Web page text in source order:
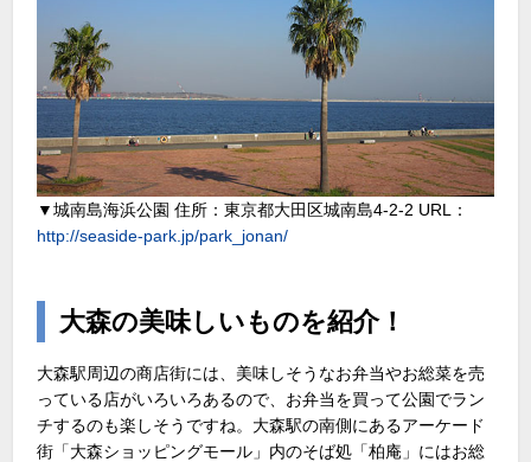
▼城南島海浜公園 住所：東京都大田区城南島4-2-2 URL：
http://seaside-park.jp/park_jonan/
大森の美味しいものを紹介！
大森駅周辺の商店街には、美味しそうなお弁当やお総菜を売
っている店がいろいろあるので、お弁当を買って公園でラン
チするのも楽しそうですね。大森駅の南側にあるアーケード
街「大森ショッピングモール」内のそば処「柏庵」にはお総